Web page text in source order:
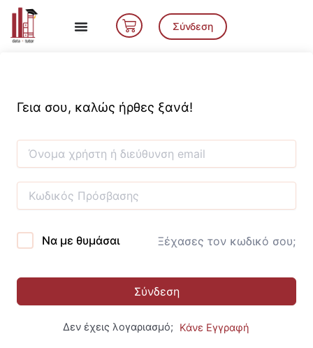
Μετάβαση
περιεχόμενο
Cart Σύνδεση
Γεια σου, καλώς ήρθες ξανά!
Να με θυμάσαι Ξέχασες τον κωδικό σου;
Σύνδεση
Δεν έχεις λογαριασμό; Κάνε Εγγραφή